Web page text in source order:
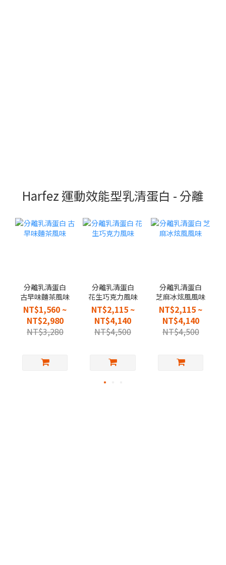
Harfez 運動效能型乳清蛋白 - 分離
分離乳清蛋白
古早味麵茶風味
NT$1,560 ~
NT$2,980
NT$3,280
分離乳清蛋白
花生巧克力風味
NT$2,115 ~
NT$4,140
NT$4,500
分離乳清蛋白
芝麻冰炫風風味
NT$2,115 ~
NT$4,140
NT$4,500